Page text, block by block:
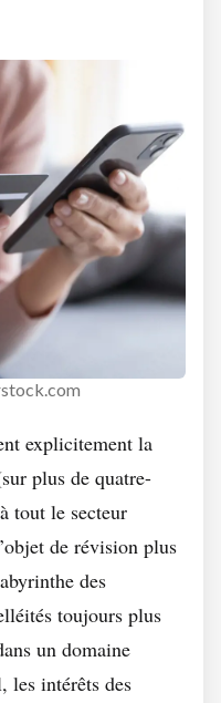
explicitement la
plus de quatre-
tout le secteur
de révision plus
des
toujours plus
un domaine
les intérêts des